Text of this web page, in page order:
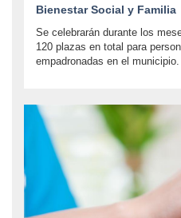
Bienestar Social y Familia
Se celebrarán durante los
120 plazas en total para
empadronadas en el